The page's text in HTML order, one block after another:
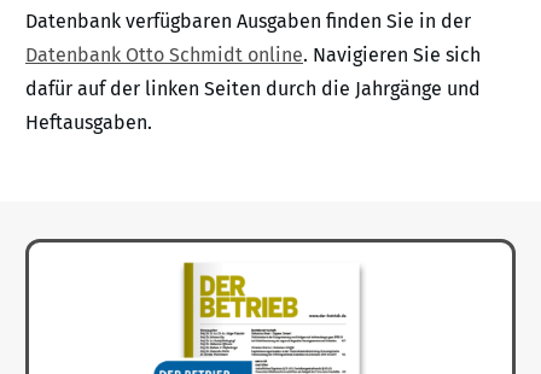
Datenbank verfügbaren Ausgaben finden Sie in der
Datenbank Otto Schmidt online. Navigieren Sie sich
dafür auf der linken Seiten durch die Jahrgänge und
Heftausgaben.